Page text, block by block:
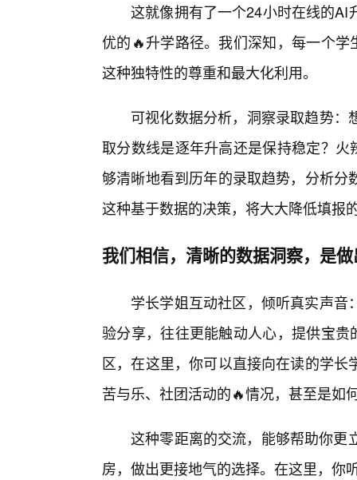
这就像拥有了一个24小时在线的
优的🔥升学路径。我们深知，每一个
这种独特性的尊重和最大化利用。
可视化数据分析，洞察录取趋势
取分数线是逐年升高还是保持稳定？
够清晰地看到历年的录取趋势，分析
这种基于数据的决策，将大大降低填报
我们相信，清晰的数据洞察，是
学长学姐互动社区，倾听真实声
验分享，往往更能触动人心，提供宝
区，在这里，你可以直接向在读的学
苦与乐、社团活动的🔥情况，甚至是如
这种零距离的交流，能够帮助你更
房，做出更接地气的选择。在这里，你